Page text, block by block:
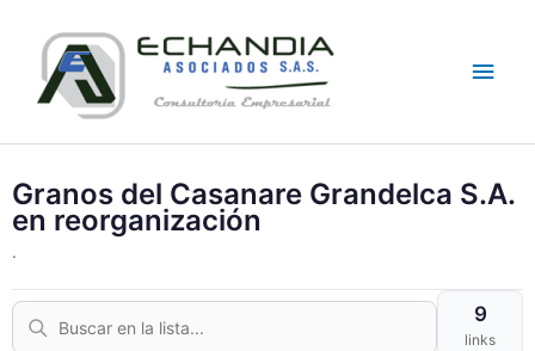
content
Granos del Casanare Grandelca S.A.
en reorganización
.
9
links